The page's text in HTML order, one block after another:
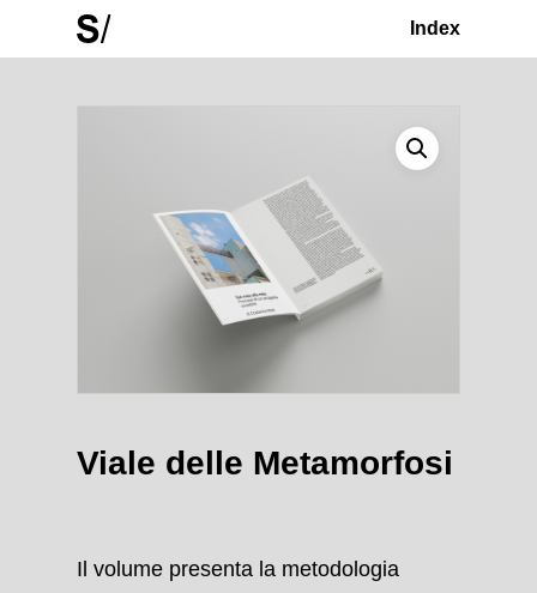
to
Index
Viale delle Metamorfosi
Il volume presenta la metodologia